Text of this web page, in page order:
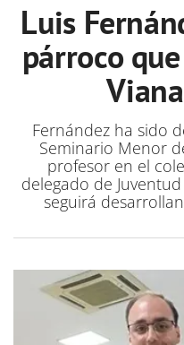
Luis
párroco
Fernández ha sido
Seminario Menor
profesor en el
delegado de
seguirá